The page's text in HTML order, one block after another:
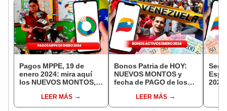
Pagos MPPE, 19 de
enero 2024: mira aquí
los NUEVOS MONTOS,
ÚLTIMAS NOTICIAS
LEER MÁS
Bonos Patria de HOY:
NUEVOS MONTOS y
fecha de PAGO de los
LEER MÁS